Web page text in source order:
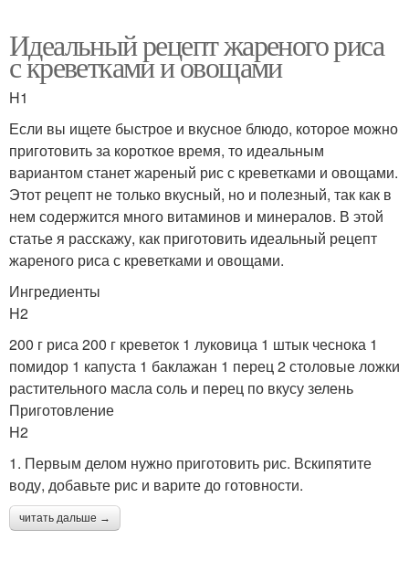
Идеальный рецепт жареного риса
с креветками и овощами
H1
Если вы ищете быстрое и вкусное блюдо, которое можно
приготовить за короткое время, то идеальным
вариантом станет жареный рис с креветками и овощами.
Этот рецепт не только вкусный, но и полезный, так как в
нем содержится много витаминов и минералов. В этой
статье я расскажу, как приготовить идеальный рецепт
жареного риса с креветками и овощами.
Ингредиенты
H2
200 г риса 200 г креветок 1 луковица 1 штык чеснока 1
помидор 1 капуста 1 баклажан 1 перец 2 столовые ложки
растительного масла соль и перец по вкусу зелень
Приготовление
H2
1. Первым делом нужно приготовить рис. Вскипятите
воду, добавьте рис и варите до готовности.
читать дальше →